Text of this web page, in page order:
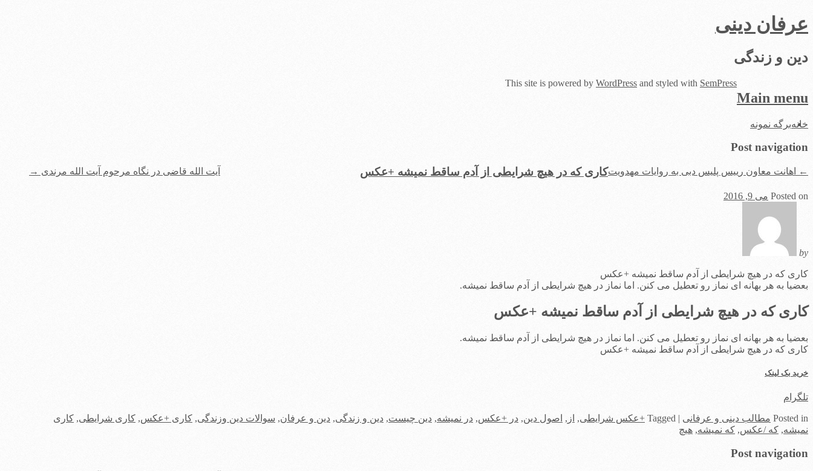
عرفان دینی
دین و زندگی
Main menu
Skip
content
خانهبرگه نمونه
Post navigation
← اهانت معاون رییس پلیس دبی به روایات مهدویت آیت الله قاضی در نگاه مرحوم آیت الله مرندی → کاری که در هیچ شرایطی از آدم ساقط نمیشه +عکس
Posted on می 9, 2016
by
کاری که در هیچ شرایطی از آدم ساقط نمیشه +عکس
بعضیا به هر بهانه ای نماز رو تعطیل می کنن. اما نماز در هیچ شرایطی از آدم ساقط نمیشه.
کاری که در هیچ شرایطی از آدم ساقط نمیشه +عکس
بعضیا به هر بهانه ای نماز رو تعطیل می کنن. اما نماز در هیچ شرایطی از آدم ساقط نمیشه.
کاری که در هیچ شرایطی از آدم ساقط نمیشه +عکس
خرید بک لینک
تلگرام
Posted in مطالب دینی و عرفانی |
Tagged +عکس شرایطی, از , اصول دین, در +عکس, در نمیشه, دین چیست, دین و زندگی, دین و عرفان, سوالات دین وزندگی, کاری +عکس, کاری شرایطی, کاری
نمیشه, که /عکس, که نمیشه, هیچ
Post navigation
This site is powered by WordPress and styled with SemPress